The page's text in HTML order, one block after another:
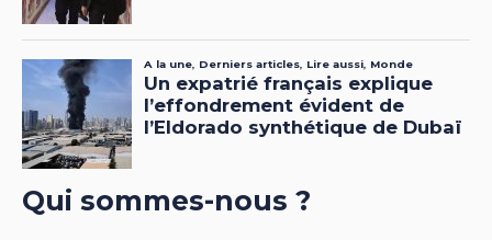
Qui sommes-nous ?